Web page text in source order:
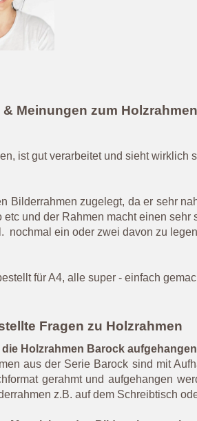
& Meinungen zum
ist gut verarbeitet und sieht wirklich
Bilderrahmen zugelegt, da er sehr
etc und der Rahmen macht einen sehr
nochmal ein oder zwei davon zu
für A4, alle super - einfach
Fragen zu Holzrahmen
Holzrahmen Barock
aus der Serie Barock sind mit
gerahmt und aufgehangen
z.B. auf dem Schreibtisch